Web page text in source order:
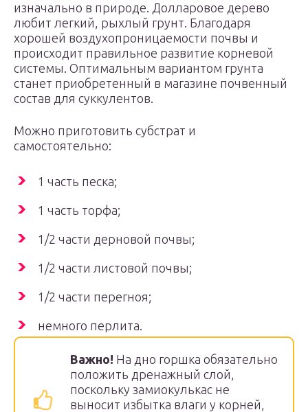
изначально в природе. Долларовое дерево
любит легкий, рыхлый грунт. Благодаря
хорошей воздухопроницаемости почвы и
происходит правильное развитие корневой
системы. Оптимальным вариантом грунта
станет приобретенный в магазине почвенный
состав для суккулентов.
Можно приготовить субстрат и
самостоятельно:
1 часть песка;
1 часть торфа;
1/2 части дерновой почвы;
1/2 части листовой почвы;
1/2 части перегноя;
немного перлита.
Важно! На дно горшка обязательно
положить дренажный слой,
поскольку замиокулькас не
выносит избытка влаги у корней,